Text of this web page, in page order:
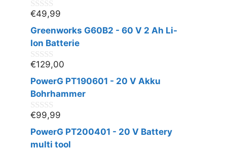
0
v
o
n
€49,99
Greenworks G60B2 - 60 V 2 Ah Li-
Ion Batterie
0
v
o
n
€129,00
PowerG PT190601 - 20 V Akku
Bohrhammer
0
v
o
n
€99,99
PowerG PT200401 - 20 V Battery
multi tool